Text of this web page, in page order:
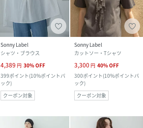
Sonny Label
シャツ・ブラウス
4,389 円 30%OFF
399ポイント(10%ポイントバ
ック)
クーポン対象
Sonny Label
カットソー・Tシャツ
3,300 円 40%OFF
300ポイント(10%ポイントバ
ック)
クーポン対象